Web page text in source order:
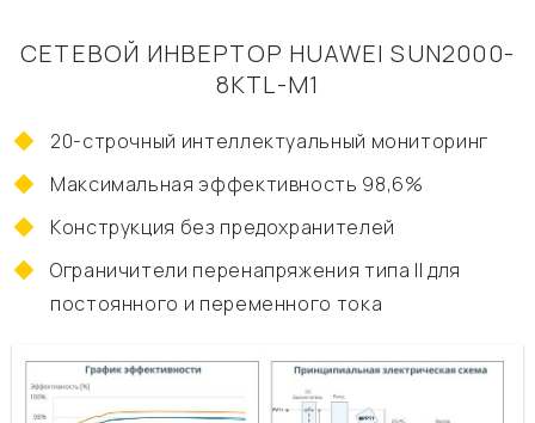
СЕТЕВОЙ ИНВЕРТОР HUAWEI SUN2000-
8KTL-M1
20-строчный интеллектуальный мониторинг
Максимальная эффективность 98,6%
Конструкция без предохранителей
Ограничители перенапряжения типа II для
постоянного и переменного тока